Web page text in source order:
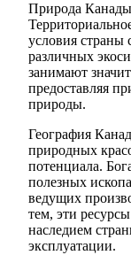
Природа Канады
условия страны
различных
занимают
предоставляя
природы.
География
природных
потенциала.
полезных
ведущих
тем, эти
наследием
эксплуатации.